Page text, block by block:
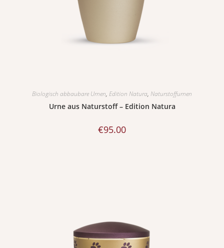
Biologisch abbaubare Urnen, Edition Natura, Naturstoffurnen
Urne aus Naturstoff – Edition Natura
€95.00